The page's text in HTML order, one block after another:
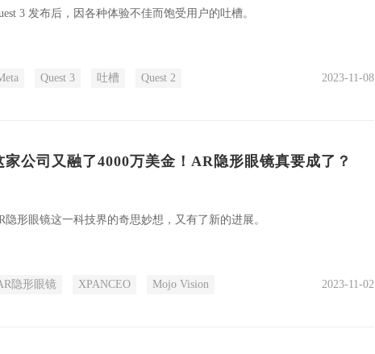
3 发布后，因各种体验不佳而饱受用户的吐槽。
2023-11-08
Quest 3 吐槽 Quest 2
家公司又融了4000万美金！AR隐形眼镜真要成了？
隐形眼镜这一科技界的奇思妙想，又有了新的进展。
2023-11-02
隐形眼镜 XPANCEO Mojo Vision